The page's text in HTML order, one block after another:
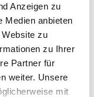
Anzeigen zu
Medien anbieten
zu
zu Ihrer
Partner für
weiter. Unsere
mit